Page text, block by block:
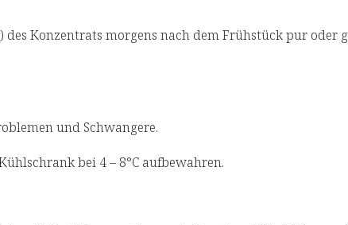
Frühjahr und Sommer vorbereiten wollen
Konzentrats morgens nach dem Frühstück pur oder
und Schwangere.
bei 4 – 8°C aufbewahren.